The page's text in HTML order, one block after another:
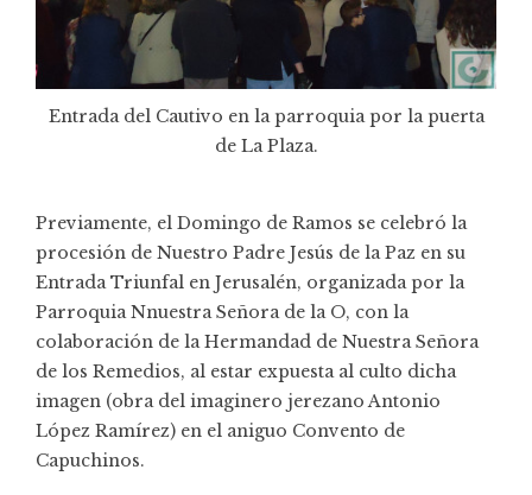
Entrada del Cautivo en la parroquia por la puerta
de La Plaza.
Previamente, el Domingo de Ramos se celebró la
procesión de Nuestro Padre Jesús de la Paz en su
Entrada Triunfal en Jerusalén, organizada por la
Parroquia Nnuestra Señora de la O, con la
colaboración de la Hermandad de Nuestra Señora
de los Remedios, al estar expuesta al culto dicha
imagen (obra del imaginero jerezano Antonio
López Ramírez) en el aniguo Convento de
Capuchinos.